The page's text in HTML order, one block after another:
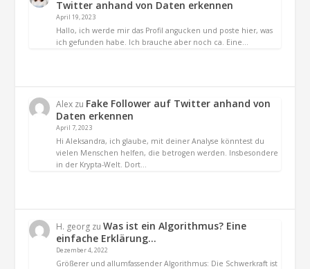
Twitter anhand von Daten erkennen
April 19, 2023
Hallo, ich werde mir das Profil angucken und poste hier, was
ich gefunden habe. Ich brauche aber noch ca. Eine…
Alex zu Fake Follower auf Twitter anhand von
Daten erkennen
April 7, 2023
Hi Aleksandra, ich glaube, mit deiner Analyse könntest du
vielen Menschen helfen, die betrogen werden. Insbesondere
in der Krypta-Welt. Dort…
H. georg zuWas ist ein Algorithmus? Eine
einfache Erklärung…
Dezember 4, 2022
Größerer und allumfassender Algorithmus: Die Schwerkraft ist